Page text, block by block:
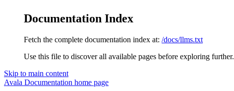
Documentation Index
Fetch the complete documentation index at: /docs/llms.txt
Use this file to discover all available pages before exploring further.
Skip to main content
Avala Documentation home page